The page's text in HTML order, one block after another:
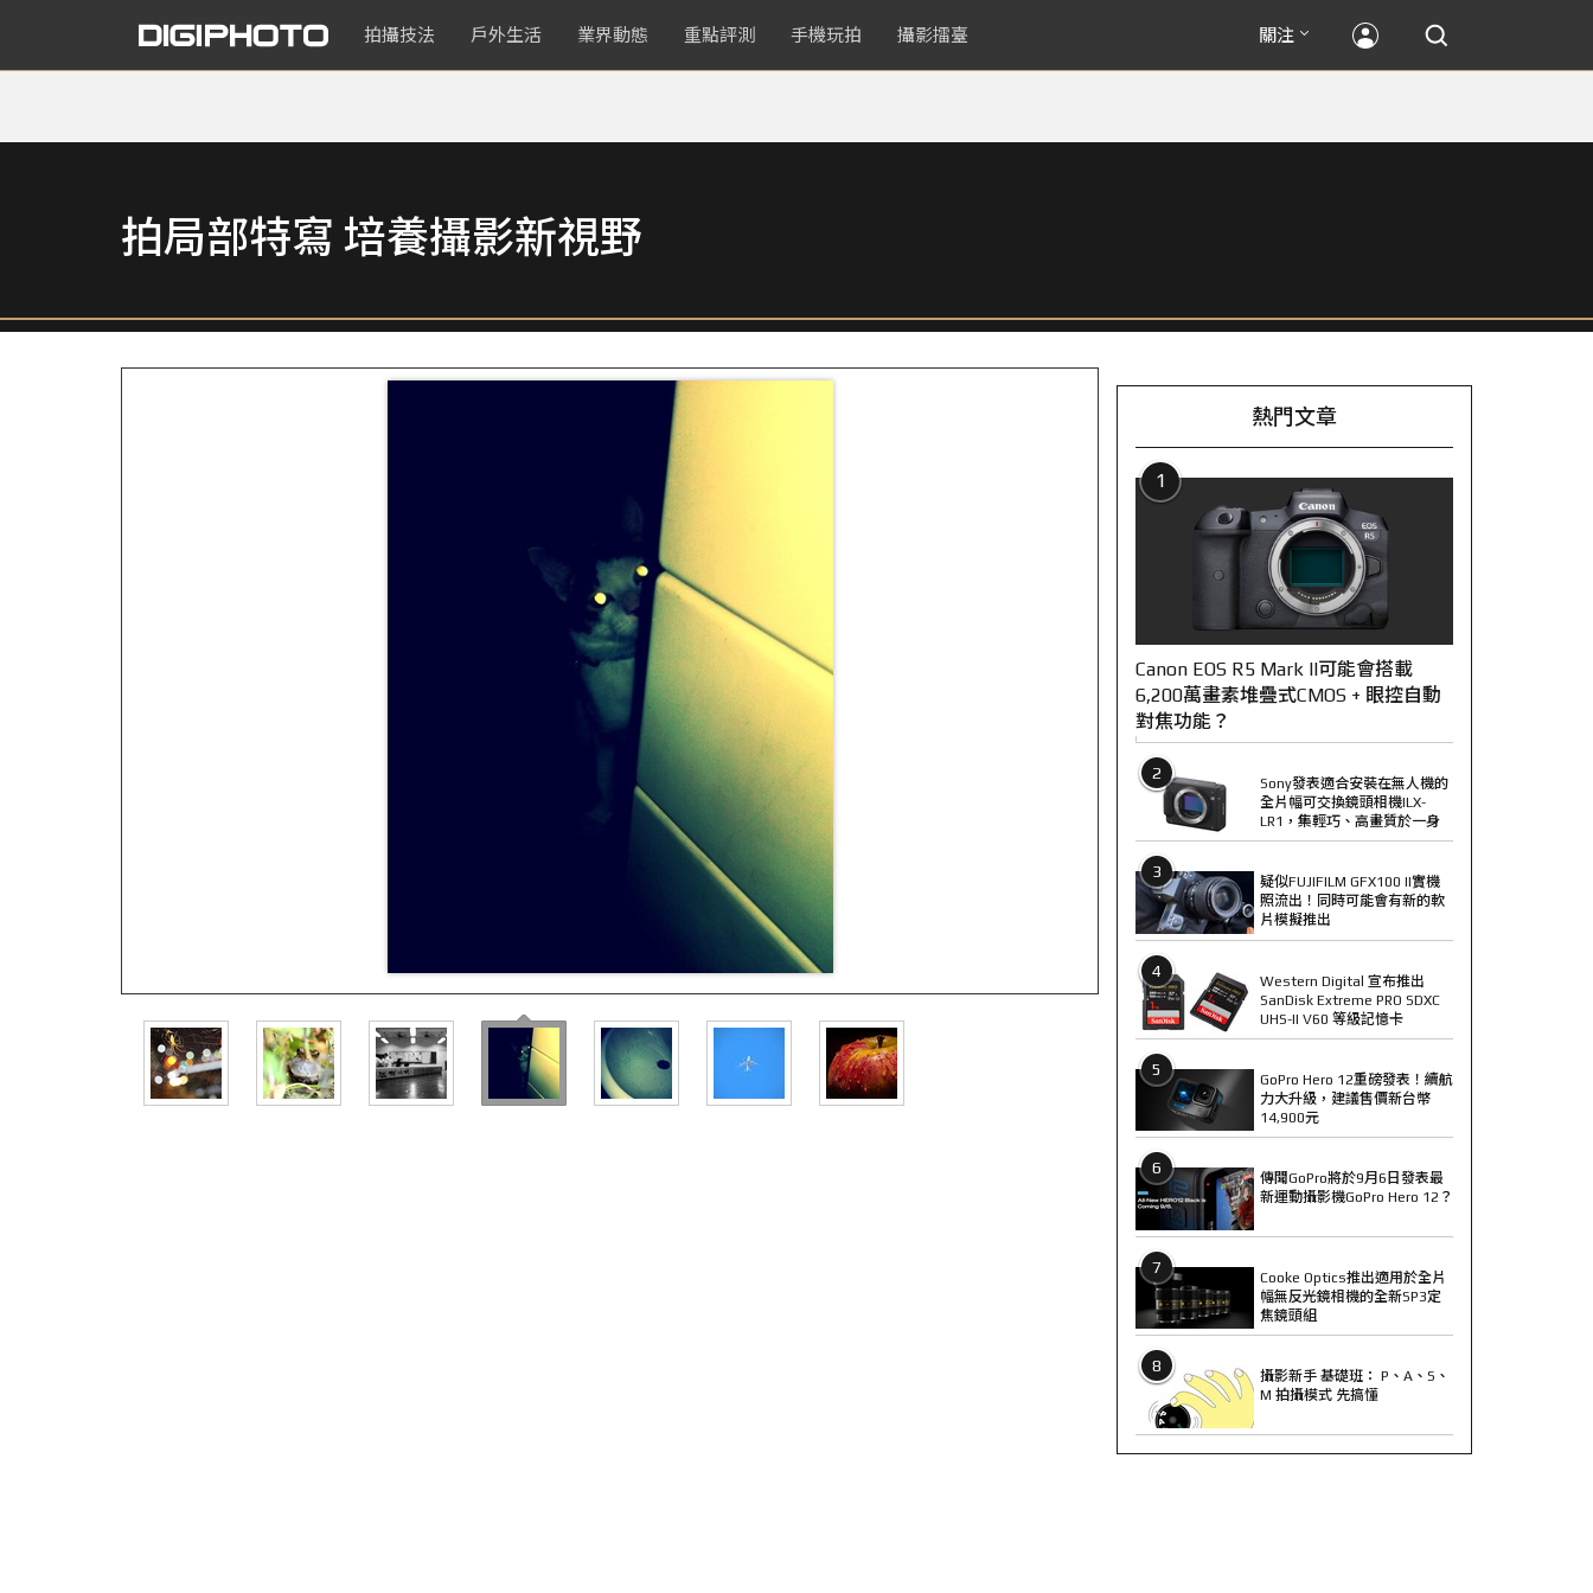
拍攝技法 戶外生活 業界動態 重點評測 手機玩拍 攝影擂臺 關注
拍局部特寫 培養攝影新視野
熱門文章
1
Canon EOS R5 Mark II可能會搭載
6,200萬畫素堆疊式CMOS + 眼控自動
對焦功能？
2
Sony發表適合安裝在無人機的
全片幅可交換鏡頭相機ILX-
LR1，集輕巧、高畫質於一身
3
疑似FUJIFILM GFX100 II實機
照流出！同時可能會有新的軟
片模擬推出
4
Western Digital 宣布推出
SanDisk Extreme PRO SDXC
UHS-II V60 等級記憶卡
5
GoPro Hero 12重磅發表！續航
力大升級，建議售價新台幣
14,900元
6
傳聞GoPro將於9月6日發表最
新運動攝影機GoPro Hero 12？
7
Cooke Optics推出適用於全片
幅無反光鏡相機的全新SP3定
焦鏡頭組
8
攝影新手 基礎班： P、A、S、
M 拍攝模式 先搞懂